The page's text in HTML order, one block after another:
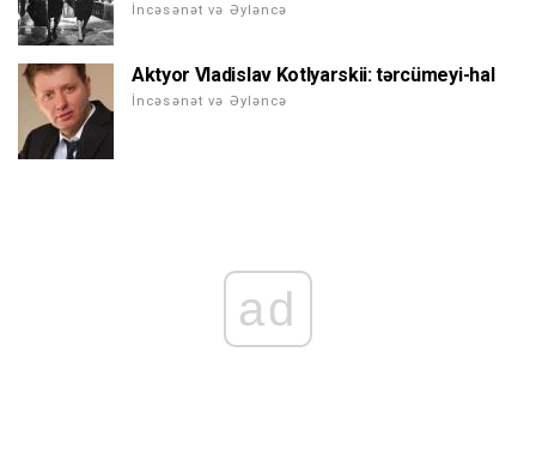
İncəsənət və Əyləncə
Aktyor Vladislav Kotlyarskii: tərcümeyi-hal
İncəsənət və Əyləncə
ad